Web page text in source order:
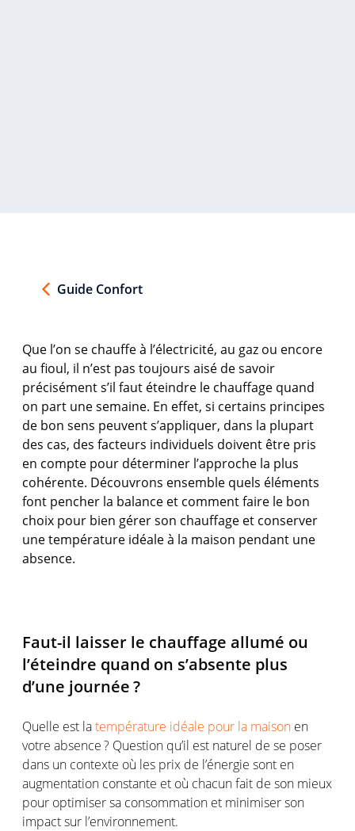
Guide Confort
Que l’on se chauffeà l’électricité, au gaz ou encore
au fioul, il n’est pas toujours aisé de savoir
préciséments’il faut éteindre le chauffage quand
on part unesemaine. En effet, si certains principes
de bon sens peuvents’appliquer, dans la plupart
des cas, des facteurs individuels doivent être pris
en compte pour déterminer l’approche la plus
cohérente. Découvrons ensemble quels éléments
font pencher la balance et comment faire le bon
choix pour bien gérerson chauffage et conserver
unetempérature idéaleà la maison pendant une
absence.
Faut-il laisser le chauffage allumé ou
l’éteindre quand on s’absente plus
d’une journée?
Quelle est latempérature idéale pour la maison en
votre absence ? Question qu’il est naturel de se poser
dans un contexte où les prix de l’énergie sont en
augmentation constante et où chacun fait de son mieux
pour optimisersa consommation et minimiserson
impact sur l’environnement.